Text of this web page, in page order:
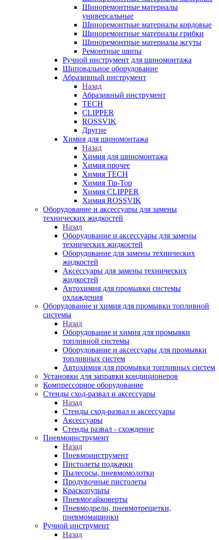
Шиноремонтные материалы
универсальные
Шиноремонтные материалы кордовые
Шиноремонтные материалы грибки
Шиноремонтные материалы жгуты
Ремонтные шипы
Ручной инструмент для шиномонтажа
Шиповальное оборудование
Абразивный инструмент
Назад
Абразивный инструмент
TECH
CLIPPER
ROSSVIK
Другие
Химия для шиномонтажа
Назад
Химия для шиномонтажа
Химия прочее
Химия TECH
Химия Tip-Top
Химия CLIPPER
Химия ROSSVIK
Оборудование и аксессуары для замены
технических жидкостей
Назад
Оборудование и аксессуары для замены
технических жидкостей
Оборудование для замены технических
жидкостей
Аксессуары для замены технических
жидкостей
Автохимия для промывки системы
охлаждения
Оборудование и химия для промывки топливной
системы
Назад
Оборудование и химия для промывки
топливной системы
Оборудование и аксессуары для промывки
топливных систем
Автохимия для промывки топливных систем
Установки для заправки кондиционеров
Компрессорное оборудование
Стенды сход-развал и аксессуары
Назад
Стенды сход-развал и аксессуары
Аксессуары
Стенды развал - схождение
Пневмоинструмент
Назад
Пневмоинструмент
Пистолеты подкачки
Пылесосы, пневмомолотки
Продувочные пистолеты
Краскопульты
Пневмогайковерты
Пневмодрели, пневмотрещетки,
пневмомашинки
Ручной инструмент
Назад